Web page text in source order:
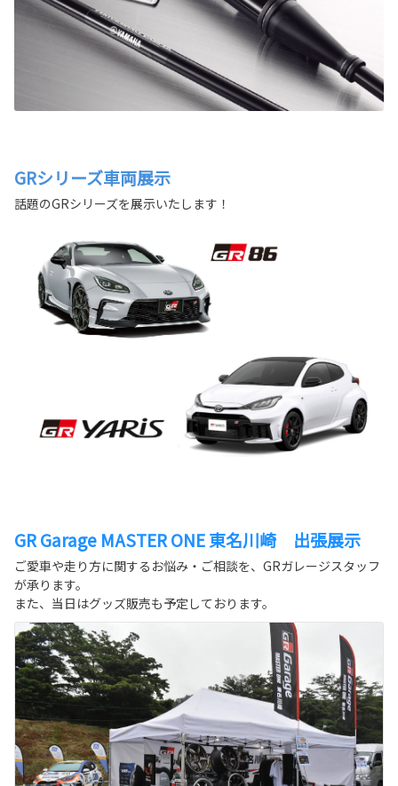
GRシリーズ車両展示
話題のGRシリーズを展示いたします！
GR Garage MASTER ONE 東名川崎 出張展示
ご愛車や走り方に関するお悩み・ご相談を、GRガレージスタッフ
が承ります。
また、当日はグッズ販売も予定しております。